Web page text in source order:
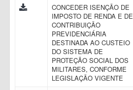
CONCEDER ISENÇÃO DE
IMPOSTO DE RENDA E DE
CONTRIBUIÇÃO
PREVIDENCIÁRIA
DESTINADA AO CUSTEIO
DO SISTEMA DE
PROTEÇÃO SOCIAL DOS
MILITARES, CONFORME
LEGISLAÇÃO VIGENTE